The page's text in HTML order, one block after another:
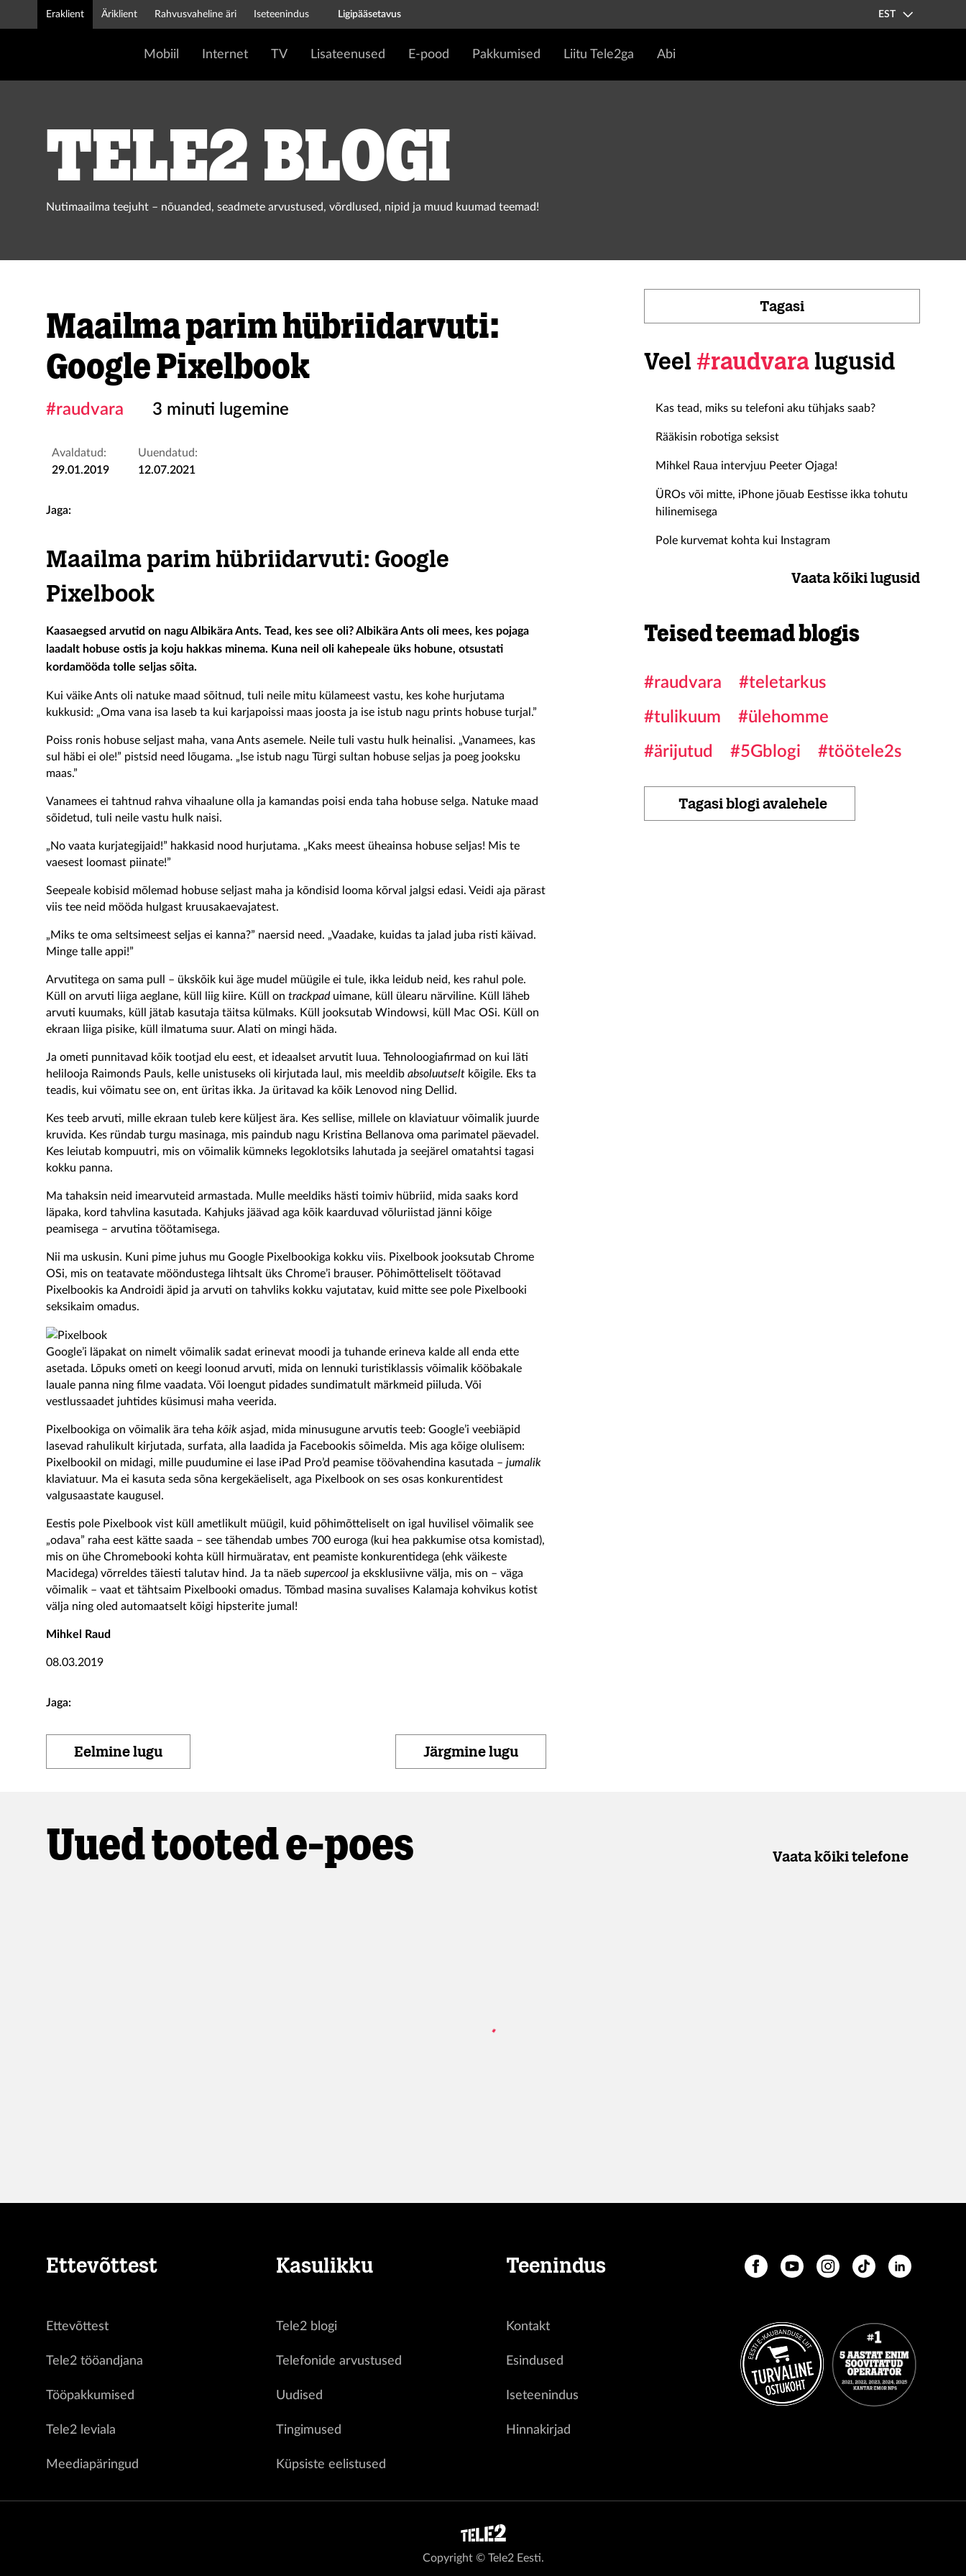
Eraklient Äriklient Rahvusvaheline äri Iseteenindus Ligipääsetavus EST
Mobiil Internet TV Lisateenused E-pood Pakkumised Liitu Tele2ga Abi
Tele2 blogi
Nutimaailma teejuht – nõuanded, seadmete arvustused, võrdlused, nipid ja muud kuumad teemad!
Maailma parim hübriidarvuti:
Google Pixelbook
#raudvara 3 minuti lugemine
Avaldatud:
29.01.2019
Uuendatud:
12.07.2021
Jaga:
Maailma parim hübriidarvuti: Google
Pixelbook
Kaasaegsed arvutid on nagu Albikära Ants. Tead, kes see oli? Albikära Ants oli mees, kes pojaga
laadalt hobuse ostis ja koju hakkas minema. Kuna neil oli kahepeale üks hobune, otsustati
kordamööda tolle seljas sõita.
Kui väike Ants oli natuke maad sõitnud, tuli neile mitu külameest vastu, kes kohe hurjutama
kukkusid: „Oma vana isa laseb ta kui karjapoissi maas joosta ja ise istub nagu prints hobuse turjal.”
Poiss ronis hobuse seljast maha, vana Ants asemele. Neile tuli vastu hulk heinalisi. „Vanamees, kas
sul häbi ei ole!” pistsid need lõugama. „Ise istub nagu Türgi sultan hobuse seljas ja poeg jooksku
maas.”
Vanamees ei tahtnud rahva vihaalune olla ja kamandas poisi enda taha hobuse selga. Natuke maad
sõidetud, tuli neile vastu hulk naisi.
„No vaata kurjategijaid!” hakkasid nood hurjutama. „Kaks meest üheainsa hobuse seljas! Mis te
vaesest loomast piinate!”
Seepeale kobisid mõlemad hobuse seljast maha ja kõndisid looma kõrval jalgsi edasi. Veidi aja pärast
viis tee neid mööda hulgast kruusakaevajatest.
„Miks te oma seltsimeest seljas ei kanna?” naersid need. „Vaadake, kuidas ta jalad juba risti käivad.
Minge talle appi!”
Arvutitega on sama pull – ükskõik kui äge mudel müügile ei tule, ikka leidub neid, kes rahul pole.
Küll on arvuti liiga aeglane, küll liig kiire. Küll on trackpad uimane, küll ülearu närviline. Küll läheb
arvuti kuumaks, küll jätab kasutaja täitsa külmaks. Küll jooksutab Windowsi, küll Mac OSi. Küll on
ekraan liiga pisike, küll ilmatuma suur. Alati on mingi häda.
Ja ometi punnitavad kõik tootjad elu eest, et ideaalset arvutit luua. Tehnoloogiafirmad on kui läti
helilooja Raimonds Pauls, kelle unistuseks oli kirjutada laul, mis meeldib absoluutselt kõigile. Eks ta
teadis, kui võimatu see on, ent üritas ikka. Ja üritavad ka kõik Lenovod ning Dellid.
Kes teeb arvuti, mille ekraan tuleb kere küljest ära. Kes sellise, millele on klaviatuur võimalik juurde
kruvida. Kes ründab turgu masinaga, mis paindub nagu Kristina Bellanova oma parimatel päevadel.
Kes leiutab kompuutri, mis on võimalik kümneks legoklotsiks lahutada ja seejärel omatahtsi tagasi
kokku panna.
Ma tahaksin neid imearvuteid armastada. Mulle meeldiks hästi toimiv hübriid, mida saaks kord
läpaka, kord tahvlina kasutada. Kahjuks jäävad aga kõik kaarduvad võluriistad jänni kõige
peamisega – arvutina töötamisega.
Nii ma uskusin. Kuni pime juhus mu Google Pixelbookiga kokku viis. Pixelbook jooksutab Chrome
OSi, mis on teatavate mööndustega lihtsalt üks Chrome’i brauser. Põhimõtteliselt töötavad
Pixelbookis ka Androidi äpid ja arvuti on tahvliks kokku vajutatav, kuid mitte see pole Pixelbooki
seksikaim omadus.
Google’i läpakat on nimelt võimalik sadat erinevat moodi ja tuhande erineva kalde all enda ette
asetada. Lõpuks ometi on keegi loonud arvuti, mida on lennuki turistiklassis võimalik kööbakale
lauale panna ning filme vaadata. Või loengut pidades sundimatult märkmeid piiluda. Või
vestlussaadet juhtides küsimusi maha veerida.
Pixelbookiga on võimalik ära teha kõik asjad, mida minusugune arvutis teeb: Google’i veebiäpid
lasevad rahulikult kirjutada, surfata, alla laadida ja Facebookis sõimelda. Mis aga kõige olulisem:
Pixelbookil on midagi, mille puudumine ei lase iPad Pro’d peamise töövahendina kasutada – jumalik
klaviatuur. Ma ei kasuta seda sõna kergekäeliselt, aga Pixelbook on ses osas konkurentidest
valgusaastate kaugusel.
Eestis pole Pixelbook vist küll ametlikult müügil, kuid põhimõtteliselt on igal huvilisel võimalik see
„odava” raha eest kätte saada – see tähendab umbes 700 euroga (kui hea pakkumise otsa komistad),
mis on ühe Chromebooki kohta küll hirmuäratav, ent peamiste konkurentidega (ehk väikeste
Macidega) võrreldes täiesti talutav hind. Ja ta näeb supercool ja eksklusiivne välja, mis on – väga
võimalik – vaat et tähtsaim Pixelbooki omadus. Tõmbad masina suvalises Kalamaja kohvikus kotist
välja ning oled automaatselt kõigi hipsterite jumal!
Mihkel Raud
08.03.2019
Jaga:
Eelmine lugu Järgmine lugu
Tagasi
Veel #raudvara lugusid
Kas tead, miks su telefoni aku tühjaks saab?
Rääkisin robotiga seksist
Mihkel Raua intervjuu Peeter Ojaga!
ÜROs või mitte, iPhone jõuab Eestisse ikka tohutu
hilinemisega
Pole kurvemat kohta kui Instagram
Vaata kõiki lugusid
Teised teemad blogis
#raudvara
#teletarkus
#tulikuum
#ülehomme
#ärijutud
#5Gblogi #töötele2s
Tagasi blogi avalehele
Uued tooted e-poes Vaata kõiki telefone
Ettevõttest
Ettevõttest
Tele2 tööandjana
Tööpakkumised
Tele2 leviala
Meediapäringud
Kasulikku
Tele2 blogi
Telefonide arvustused
Uudised
Tingimused
Küpsiste eelistused
Teenindus
Kontakt
Esindused
Iseteenindus
Hinnakirjad
Copyright © Tele2 Eesti.